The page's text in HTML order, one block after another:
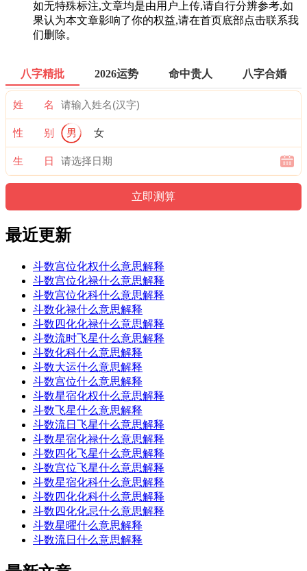
如无特殊标注,文章均是由用户上传,请自行分辨参考,如
果认为本文章影响了你的权益,请在首页底部点击联系我
们删除。
八字精批 2026运势 命中贵人 八字合婚
姓 名
性 别 男 女
生 日
最近更新
斗数宫位化权什么意思解释
斗数宫位化禄什么意思解释
斗数宫位化科什么意思解释
斗数化禄什么意思解释
斗数四化化禄什么意思解释
斗数流时飞星什么意思解释
斗数化科什么意思解释
斗数大运什么意思解释
斗数宫位什么意思解释
斗数星宿化权什么意思解释
斗数飞星什么意思解释
斗数流日飞星什么意思解释
斗数星宿化禄什么意思解释
斗数四化飞星什么意思解释
斗数宫位飞星什么意思解释
斗数星宿化科什么意思解释
斗数四化化科什么意思解释
斗数四化化忌什么意思解释
斗数星曜什么意思解释
斗数流日什么意思解释